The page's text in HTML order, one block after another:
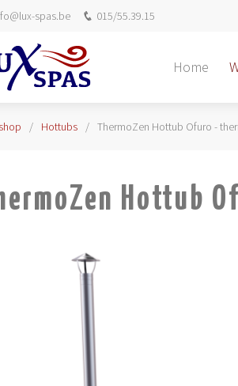
spas.be 015/55.39.15
Home
Hottubs ThermoZen Hottub Ofuro -
Hottub